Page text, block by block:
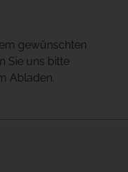
gewünschten
Sie uns bitte
Abladen.